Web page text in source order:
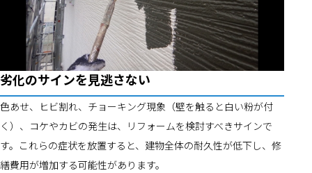
劣化のサインを見逃さない
色あせ、ヒビ割れ、チョーキング現象（壁を触ると白い粉が付
く）、コケやカビの発生は、リフォームを検討すべきサインで
す。これらの症状を放置すると、建物全体の耐久性が低下し、修
繕費用が増加する可能性があります。